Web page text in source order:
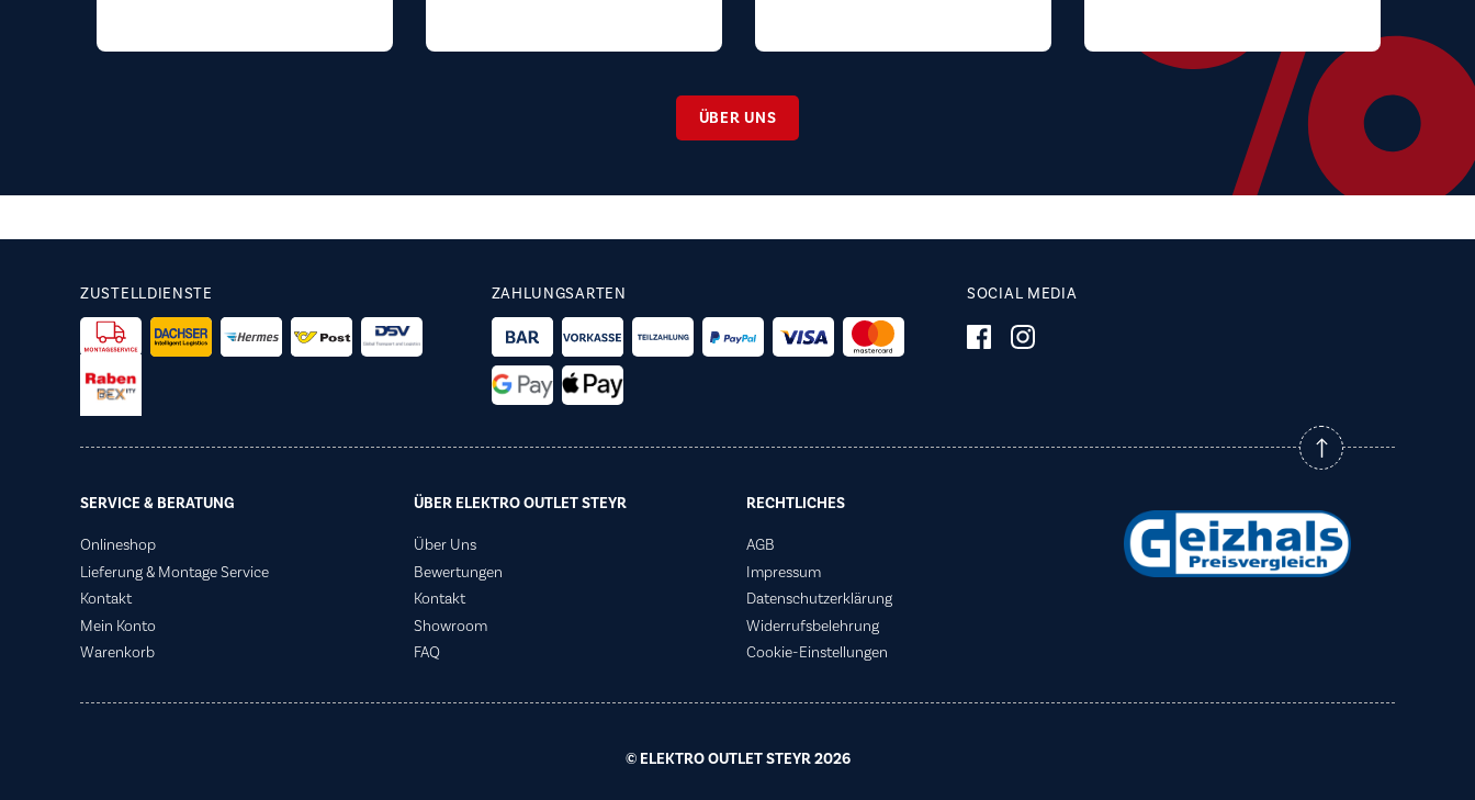
ÜBER UNS
ZUSTELLDIENSTE ZAHLUNGSARTEN SOCIAL MEDIA
SERVICE & BERATUNG
Onlineshop
Lieferung & Montage Service
Kontakt
Mein Konto
Warenkorb
ÜBER ELEKTRO OUTLET STEYR
Über Uns
Bewertungen
Kontakt
Showroom
FAQ
RECHTLICHES
AGB
Impressum
Datenschutzerklärung
Widerrufsbelehrung
Cookie-Einstellungen
© ELEKTRO OUTLET STEYR 2026